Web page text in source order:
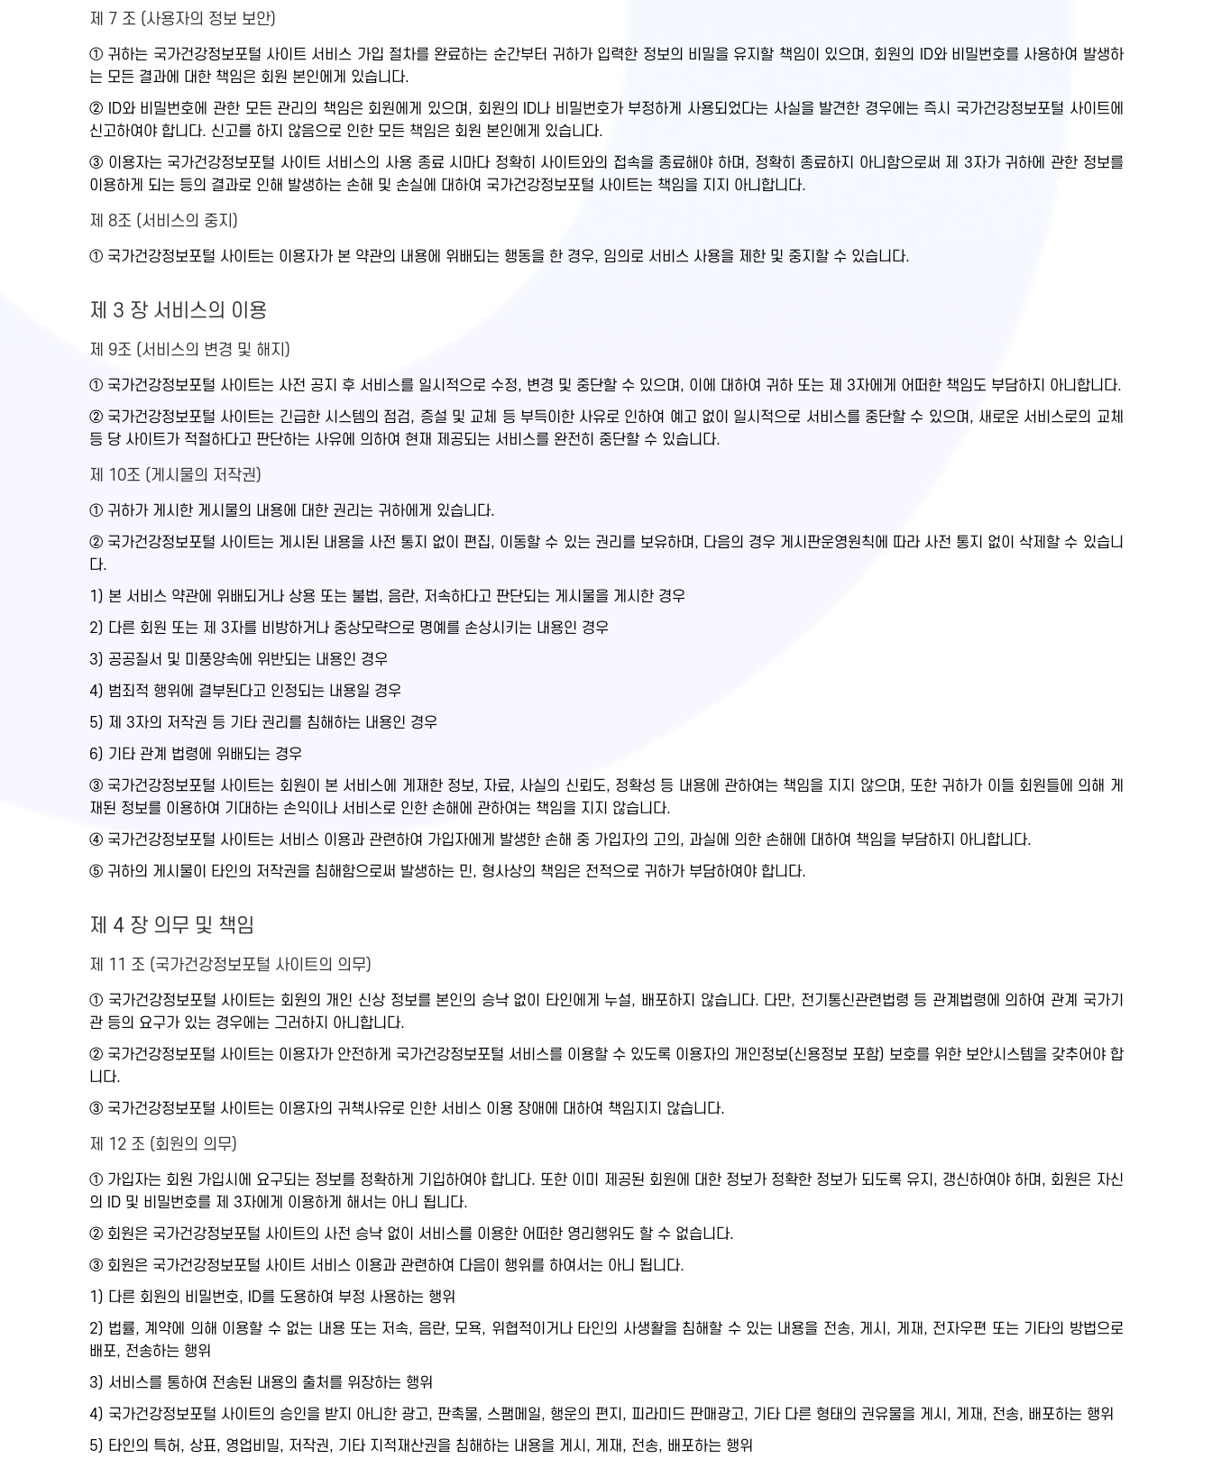
제 7 조 (사용자의 정보 보안)
① 귀하는 국가건강정보포털 사이트 서비스 가입 절차를 완료하는 순간부터 귀하가 입력한 정보의 비밀을 유지할 책임이 있으며, 회원의 ID와 비밀번호를 사용하여 발생하
는 모든 결과에 대한 책임은 회원 본인에게 있습니다.
② ID와 비밀번호에 관한 모든 관리의 책임은 회원에게 있으며, 회원의 ID나 비밀번호가 부정하게 사용되었다는 사실을 발견한 경우에는 즉시 국가건강정보포털 사이트에
신고하여야 합니다. 신고를 하지 않음으로 인한 모든 책임은 회원 본인에게 있습니다.
③ 이용자는 국가건강정보포털 사이트 서비스의 사용 종료 시마다 정확히 사이트와의 접속을 종료해야 하며, 정확히 종료하지 아니함으로써 제 3자가 귀하에 관한 정보를
이용하게 되는 등의 결과로 인해 발생하는 손해 및 손실에 대하여 국가건강정보포털 사이트는 책임을 지지 아니합니다.
제 8조 (서비스의 중지)
① 국가건강정보포털 사이트는 이용자가 본 약관의 내용에 위배되는 행동을 한 경우, 임의로 서비스 사용을 제한 및 중지할 수 있습니다.
제 3 장 서비스의 이용
제 9조 (서비스의 변경 및 해지)
① 국가건강정보포털 사이트는 사전 공지 후 서비스를 일시적으로 수정, 변경 및 중단할 수 있으며, 이에 대하여 귀하 또는 제 3자에게 어떠한 책임도 부담하지 아니합니다.
② 국가건강정보포털 사이트는 긴급한 시스템의 점검, 증설 및 교체 등 부득이한 사유로 인하여 예고 없이 일시적으로 서비스를 중단할 수 있으며, 새로운 서비스로의 교체
등 당 사이트가 적절하다고 판단하는 사유에 의하여 현재 제공되는 서비스를 완전히 중단할 수 있습니다.
제 10조 (게시물의 저작권)
① 귀하가 게시한 게시물의 내용에 대한 권리는 귀하에게 있습니다.
② 국가건강정보포털 사이트는 게시된 내용을 사전 통지 없이 편집, 이동할 수 있는 권리를 보유하며, 다음의 경우 게시판운영원칙에 따라 사전 통지 없이 삭제할 수 있습니
다.
1) 본 서비스 약관에 위배되거나 상용 또는 불법, 음란, 저속하다고 판단되는 게시물을 게시한 경우
2) 다른 회원 또는 제 3자를 비방하거나 중상모략으로 명예를 손상시키는 내용인 경우
3) 공공질서 및 미풍양속에 위반되는 내용인 경우
4) 범죄적 행위에 결부된다고 인정되는 내용일 경우
5) 제 3자의 저작권 등 기타 권리를 침해하는 내용인 경우
6) 기타 관계 법령에 위배되는 경우
③ 국가건강정보포털 사이트는 회원이 본 서비스에 게재한 정보, 자료, 사실의 신뢰도, 정확성 등 내용에 관하여는 책임을 지지 않으며, 또한 귀하가 이들 회원들에 의해 게
재된 정보를 이용하여 기대하는 손익이나 서비스로 인한 손해에 관하여는 책임을 지지 않습니다.
④ 국가건강정보포털 사이트는 서비스 이용과 관련하여 가입자에게 발생한 손해 중 가입자의 고의, 과실에 의한 손해에 대하여 책임을 부담하지 아니합니다.
⑤ 귀하의 게시물이 타인의 저작권을 침해함으로써 발생하는 민, 형사상의 책임은 전적으로 귀하가 부담하여야 합니다.
제 4 장 의무 및 책임
제 11 조 (국가건강정보포털 사이트의 의무)
① 국가건강정보포털 사이트는 회원의 개인 신상 정보를 본인의 승낙 없이 타인에게 누설, 배포하지 않습니다. 다만, 전기통신관련법령 등 관계법령에 의하여 관계 국가기
관 등의 요구가 있는 경우에는 그러하지 아니합니다.
② 국가건강정보포털 사이트는 이용자가 안전하게 국가건강정보포털 서비스를 이용할 수 있도록 이용자의 개인정보(신용정보 포함) 보호를 위한 보안시스템을 갖추어야 합
니다.
③ 국가건강정보포털 사이트는 이용자의 귀책사유로 인한 서비스 이용 장애에 대하여 책임지지 않습니다.
제 12 조 (회원의 의무)
① 가입자는 회원 가입시에 요구되는 정보를 정확하게 기입하여야 합니다. 또한 이미 제공된 회원에 대한 정보가 정확한 정보가 되도록 유지, 갱신하여야 하며, 회원은 자신
의 ID 및 비밀번호를 제 3자에게 이용하게 해서는 아니 됩니다.
② 회원은 국가건강정보포털 사이트의 사전 승낙 없이 서비스를 이용한 어떠한 영리행위도 할 수 없습니다.
③ 회원은 국가건강정보포털 사이트 서비스 이용과 관련하여 다음이 행위를 하여서는 아니 됩니다.
1) 다른 회원의 비밀번호, ID를 도용하여 부정 사용하는 행위
2) 법률, 계약에 의해 이용할 수 없는 내용 또는 저속, 음란, 모욕, 위협적이거나 타인의 사생활을 침해할 수 있는 내용을 전송, 게시, 게재, 전자우편 또는 기타의 방법으로
배포, 전송하는 행위
3) 서비스를 통하여 전송된 내용의 출처를 위장하는 행위
4) 국가건강정보포털 사이트의 승인을 받지 아니한 광고, 판촉물, 스팸메일, 행운의 편지, 피라미드 판매광고, 기타 다른 형태의 권유물을 게시, 게재, 전송, 배포하는 행위
5) 타인의 특허, 상표, 영업비밀, 저작권, 기타 지적재산권을 침해하는 내용을 게시, 게재, 전송, 배포하는 행위